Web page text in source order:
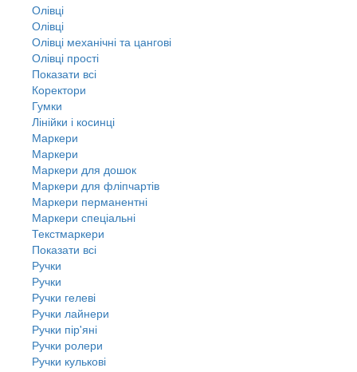
Олівці
Олівці
Олівці механічні та цангові
Олівці прості
Показати всі
Коректори
Гумки
Лінійки і косинці
Маркери
Маркери
Маркери для дошок
Маркери для фліпчартів
Маркери перманентні
Маркери спеціальні
Текстмаркери
Показати всі
Ручки
Ручки
Ручки гелеві
Ручки лайнери
Ручки пір'яні
Ручки ролери
Ручки кулькові